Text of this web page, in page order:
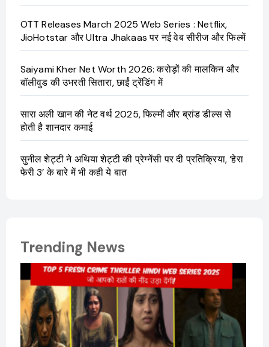
OTT Releases March 2025 Web Series : Netflix,
JioHotstar और Ultra Jhakaas पर नई वेब सीरीज और फिल्में
Saiyami Kher Net Worth 2026: करोड़ों की मालकिन और
बॉलीवुड की उभरती सितारा, छाईं ट्रेंडिंग में
सारा अली खान की नेट वर्थ 2025, फिल्मों और ब्रांड डील्स से
होती है शानदार कमाई
सुनील शेट्टी ने अथिया शेट्टी की प्रेग्नेंसी पर दी प्रतिक्रिया, ‘हेरा
फेरी 3’ के बारे में भी कही ये बात
Trending News